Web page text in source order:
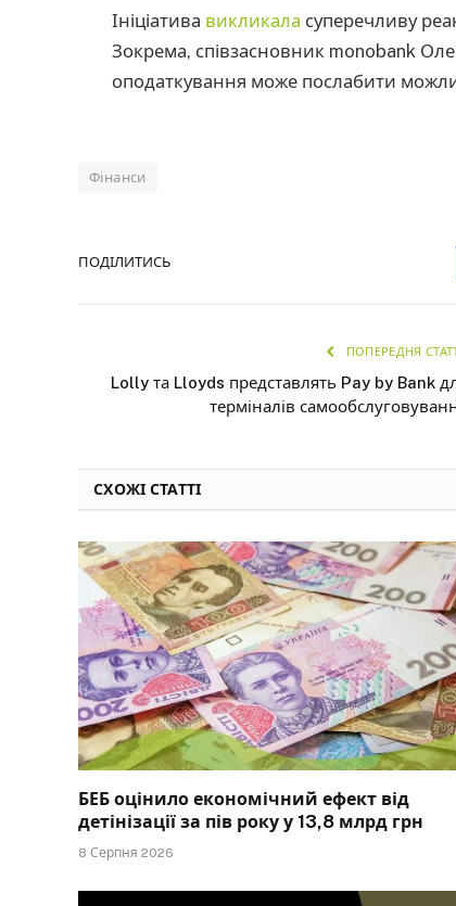
Ініціатива викликала суперечливу
Зокрема, співзасновник monobank
оподаткування може послабити
Фінанси
ПОДІЛИТИСЬ
ПОПЕРЕДНЯ
Lolly та Lloyds представлять Pay by Bank
терміналів
СХОЖІ СТАТТІ
БЕБ оцінило економічний ефект від
детінізації за пів року у 13,8 млрд грн
8 Серпня 2026